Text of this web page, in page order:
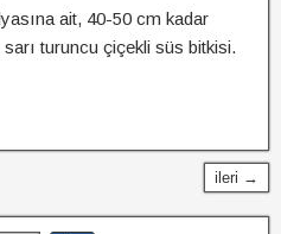
ait, 40-50 cm kadar
turuncu çiçekli süs bitkisi.
ileri →